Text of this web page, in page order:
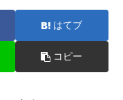
はてブ
コピー